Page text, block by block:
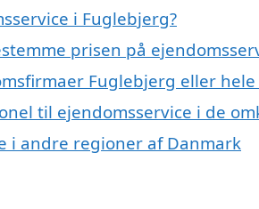
i Fuglebjerg?
prisen på
Fuglebjerg eller
til ejendomsservice i de
i andre regioner af Danmark